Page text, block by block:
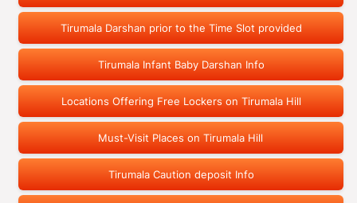
Tirumala Darshan prior to the Time Slot provided
Tirumala Infant Baby Darshan Info
Locations Offering Free Lockers on Tirumala Hill
Must-Visit Places on Tirumala Hill
Tirumala Caution deposit Info